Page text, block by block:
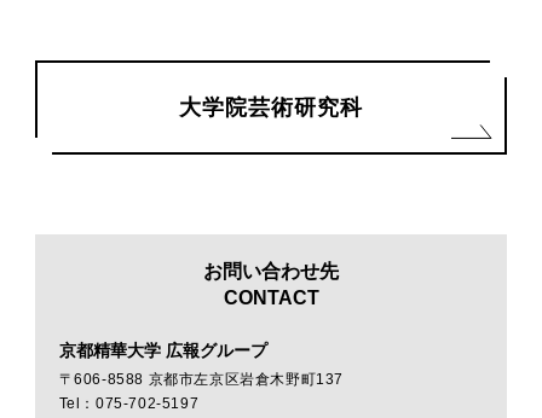
大学院芸術研究科
お問い合わせ先
CONTACT
京都精華大学 広報グループ
〒606-8588 京都市左京区岩倉木野町137
Tel：075-702-5197